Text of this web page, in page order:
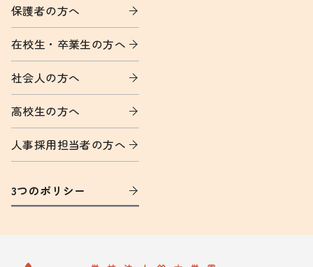
保護者の方へ
在校生・卒業生の方へ
社会人の方へ
高校生の方へ
人事採用担当者の方へ
3つのポリシー